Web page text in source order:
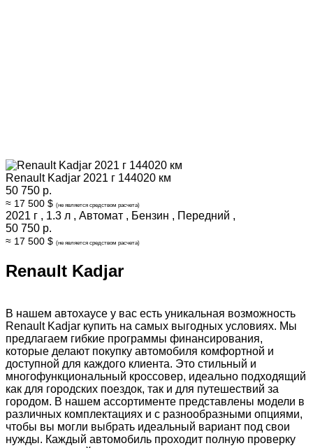
Renault Kadjar 2021 г 144020 км
50 750 р.
≈ 17 500 $ (не является средством расчета)
2021 г , 1.3 л , Автомат , Бензин , Передний ,
50 750 р.
≈ 17 500 $ (не является средством расчета)
Renault Kadjar
В нашем автохаусе у вас есть уникальная возможность
Renault Kadjar купить на самых выгодных условиях. Мы
предлагаем гибкие программы финансирования,
которые делают покупку автомобиля комфортной и
доступной для каждого клиента. Это стильный и
многофункциональный кроссовер, идеально подходящий
как для городских поездок, так и для путешествий за
городом. В нашем ассортименте представлены модели в
различных комплектациях и с разнообразными опциями,
чтобы вы могли выбрать идеальный вариант под свои
нужды. Каждый автомобиль проходит полную проверку